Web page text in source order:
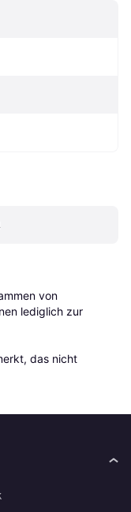
von
lediglich zur
das nicht